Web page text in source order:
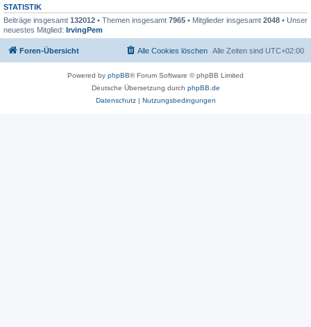
STATISTIK
Beiträge insgesamt 132012 • Themen insgesamt 7965 • Mitglieder insgesamt 2048 • Unser
neuestes Mitglied: IrvingPem
Foren-Übersicht Alle Zeiten sind UTC+02:00
Alle Cookies löschen
Powered by phpBB® Forum Software © phpBB Limited
Deutsche Übersetzung durch phpBB.de
Datenschutz| Nutzungsbedingungen